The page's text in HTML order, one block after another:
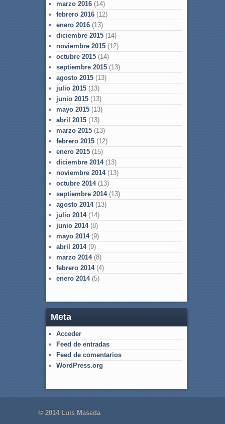
marzo 2016(14)
febrero 2016(12)
enero 2016(13)
diciembre 2015(14)
noviembre 2015(12)
octubre 2015(14)
septiembre 2015(13)
agosto 2015(13)
julio 2015(13)
junio 2015(13)
mayo 2015(13)
abril 2015(13)
marzo 2015(13)
febrero 2015(12)
enero 2015(15)
diciembre 2014(13)
noviembre 2014(13)
octubre 2014(13)
septiembre 2014(13)
agosto 2014(13)
julio 2014(14)
junio 2014(8)
mayo 2014(9)
abril 2014(9)
marzo 2014(8)
febrero 2014(4)
enero 2014(5)
Meta
Acceder
Feed de entradas
Feed de comentarios
WordPress.org
© 2014 Luis Maseda